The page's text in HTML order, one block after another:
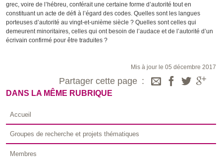
grec, voire de l’hébreu, conférait une certaine forme d’autorité tout en
constituant un acte de défi à l’égard des codes. Quelles sont les langues
porteuses d’autorité au vingt-et-unième siècle ? Quelles sont celles qui
demeurent minoritaires, celles qui ont besoin de l’audace et de l’autorité d’un
écrivain confirmé pour être traduites ?
Mis à jour le 05 décembre 2017
Partager cette page
DANS LA MÊME RUBRIQUE
Accueil
Groupes de recherche et projets thématiques
Membres